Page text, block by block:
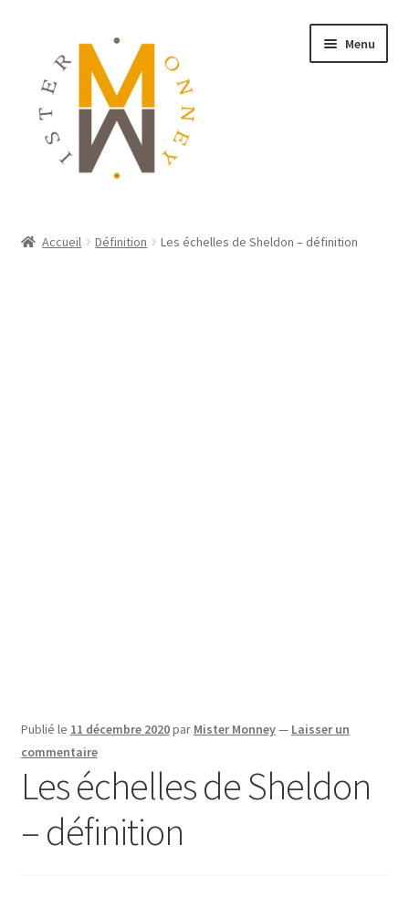
Menu
Accueil Définition Les échelles de Sheldon – définition
Publié le 11 décembre 2020par Mister Monney— Laisser un
commentaire
Les échelles de Sheldon
– définition